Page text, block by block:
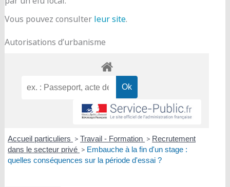
Vous pouvez consulter leur site.
Autorisations d’urbanisme
Accueil particuliers > Travail - Formation > Recrutement
dans le secteur privé > Embauche à la fin d'un stage :
quelles conséquences sur la période d'essai ?